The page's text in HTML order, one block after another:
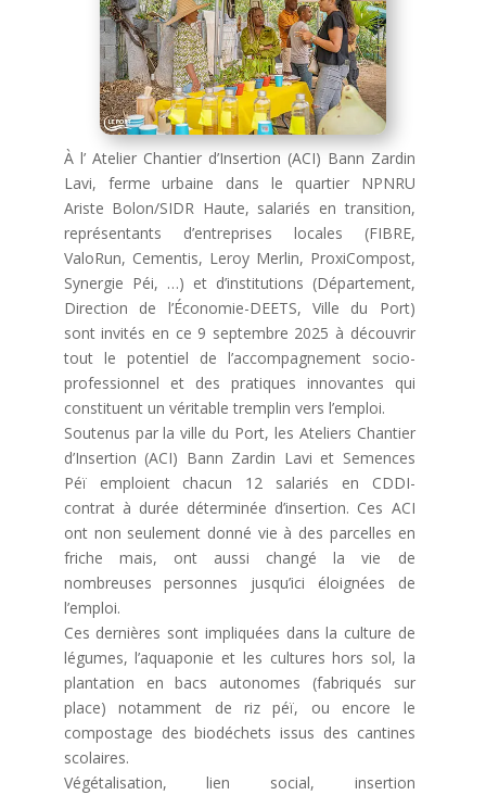
À l’ Atelier Chantier d’Insertion (ACI) Bann Zardin
Lavi, ferme urbaine dans le quartier NPNRU
Ariste Bolon/SIDR Haute, salariés en transition,
représentants d’entreprises locales (FIBRE,
ValoRun, Cementis, Leroy Merlin, ProxiCompost,
Synergie Péi, …) et d’institutions (Département,
Direction de l’Économie-DEETS, Ville du Port)
sont invités en ce 9 septembre 2025 à découvrir
tout le potentiel de l’accompagnement socio-
professionnel et des pratiques innovantes qui
constituent un véritable tremplin vers l’emploi.
Soutenus par la ville du Port, les Ateliers Chantier
d’Insertion (ACI) Bann Zardin Lavi et Semences
Péï emploient chacun 12 salariés en CDDI-
contrat à durée déterminée d’insertion. Ces ACI
ont non seulement donné vie à des parcelles en
friche mais, ont aussi changé la vie de
nombreuses personnes jusqu’ici éloignées de
l’emploi.
Ces dernières sont impliquées dans la culture de
légumes, l’aquaponie et les cultures hors sol, la
plantation en bacs autonomes (fabriqués sur
place) notamment de riz péï, ou encore le
compostage des biodéchets issus des cantines
scolaires.
Végétalisation, lien social, insertion